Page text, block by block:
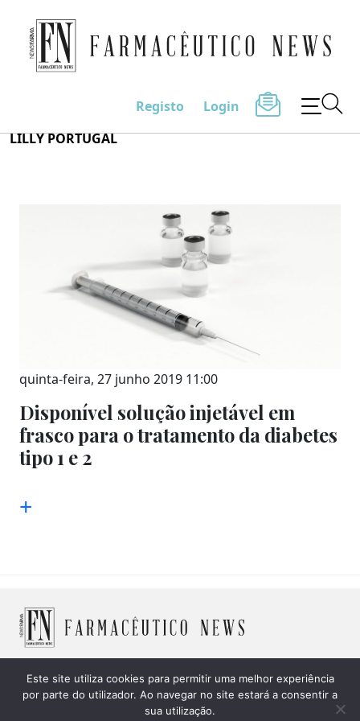
to
Farmacêutico News
Registo
Login
LILLY PORTUGAL
quinta-feira, 27 junho 2019 11:00
Disponível solução injetável em
frasco para o tratamento da diabetes
tipo 1 e 2
+
© 2026 Farmacêutico News -Política de Cookies |Política
Este site utiliza cookies para permitir uma melhor experiência
por parte do utilizador. Ao navegar no site estará a consentir a
sua utilização.